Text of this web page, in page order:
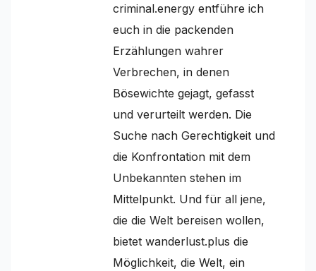
criminal.energy entführe ich
euch in die packenden
Erzählungen wahrer
Verbrechen, in denen
Bösewichte gejagt, gefasst
und verurteilt werden. Die
Suche nach Gerechtigkeit und
die Konfrontation mit dem
Unbekannten stehen im
Mittelpunkt. Und für all jene,
die die Welt bereisen wollen,
bietet wanderlust.plus die
Möglichkeit, die Welt, ein